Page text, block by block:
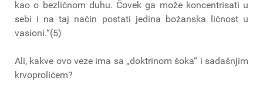
kao o bezličnom duhu. Čovek ga može koncentrisati u
sebi i na taj način postati jedina božanska ličnost u
vasioni.“(5)
Ali, kakve ovo veze ima sa „doktrinom šoka“ i sadašnjim
krvoprolićem?